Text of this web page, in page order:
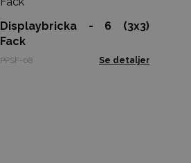
Displaybricka - 6 (3x3)
Fack
PPSF-08 Se detaljer